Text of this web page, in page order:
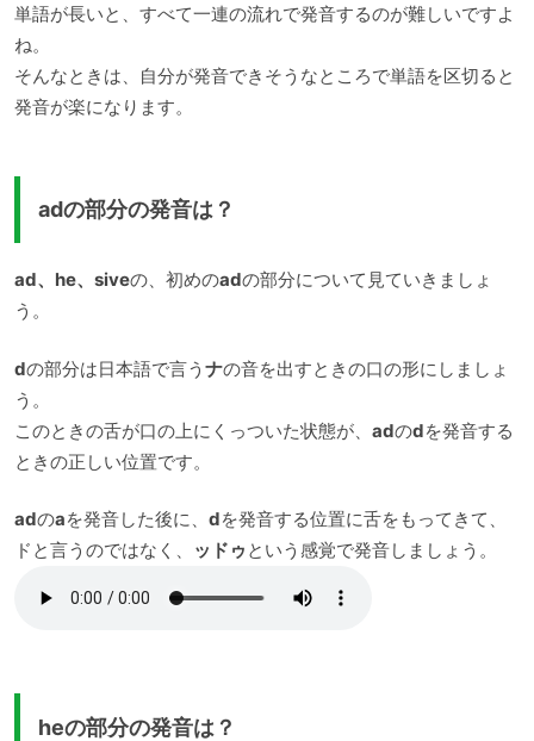
単語が長いと、すべて一連の流れで発音するのが難しいですよ
ね。
そんなときは、自分が発音できそうなところで単語を区切ると
発音が楽になります。
adの部分の発音は？
ad、he、siveの、初めのadの部分について見ていきましょ
う。
dの部分は日本語で言う ナの音を出すときの口の形にしましょ
う。
このときの舌が口の上にくっついた状態が、 adのdを発音する
ときの正しい位置です。
adのaを発音した後に、 dを発音する位置に舌をもってきて、
ドと言うのではなく、
ッドゥ という感覚で発音しましょう。
heの部分の発音は？